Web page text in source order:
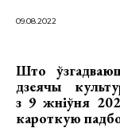
09.08.2022
Што
дзеячы
з 9 жніўня
кароткую